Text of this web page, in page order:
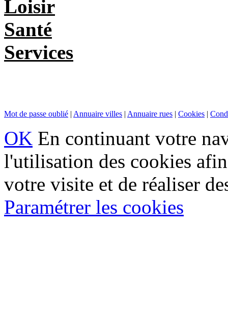
Loisir
Santé
Services
Mot de passe oublié | Annuaire villes | Annuaire rues | Cookies |
OK En continuant votre
l'utilisation des cookies
votre visite et de réaliser
Paramétrer les cookies